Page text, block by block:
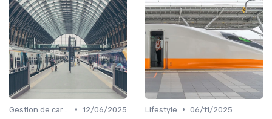
• 12/06/2025
Lifestyle • 06/11/2025